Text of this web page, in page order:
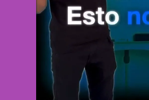
De 10 sports
DeDinero
Confabulario
Aviso Oportuno